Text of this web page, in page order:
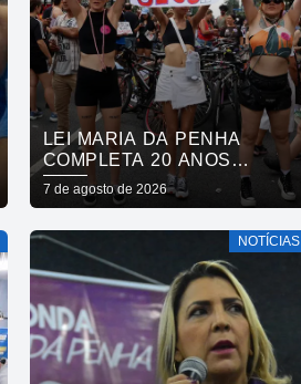
LEI MARIA DA PENHA
COMPLETA 20 ANOS
ENTRE AVANÇOS E
DESAFIOS
7 de agosto de 2026
NOTÍCIAS